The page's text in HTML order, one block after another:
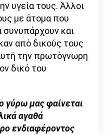
υγεία τους. Άλλοι
με άτομα που
και
από δικούς τους
την πρωτόγνωρη
δικό του
γύρω μας φαίνεται
αγαθά
ενδιαφέροντος